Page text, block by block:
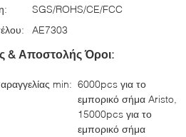
SGS/ROHS/CE/FCC
AE7303
& Αποστολής Όροι:
min: 6000pcs για το
εμπορικό σήμα Aristo,
15000pcs για το
εμπορικό σήμα